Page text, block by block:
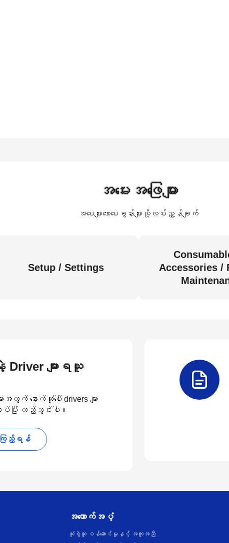
အမေးအဖြေများ
အမေးများသောမေးခွန်းများသို့လမ်းညွှန်ချက်
Setup / Settings
Accessories /
Driver များရယူ
နောက်ဆုံးပေါ် drivers များ
ပြီး ထည့်သွင်းပါ။
ကြည့်ရန်
အထောက်အပံ့
သုံးစွဲသူ ဝန်ဆောင်မှုနှင့် အကူအညီ